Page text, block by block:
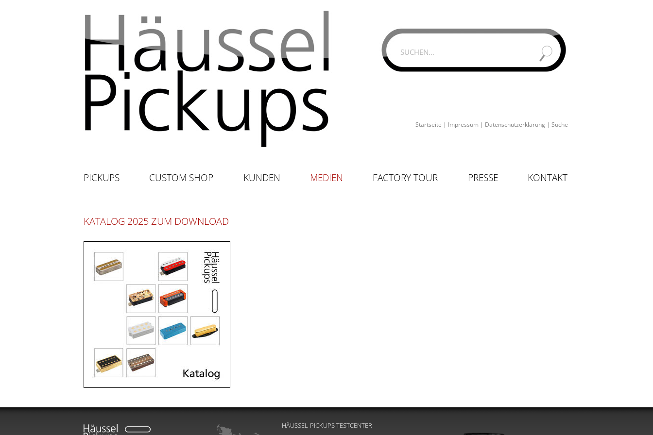
Startseite | Impressum | Datenschutzerklärung | Suche
PICKUPS CUSTOM SHOP KUNDEN MEDIEN FACTORY TOUR PRESSE KONTAKT
KATALOG 2025 ZUM DOWNLOAD
HÄUSSEL-PICKUPS TESTCENTER